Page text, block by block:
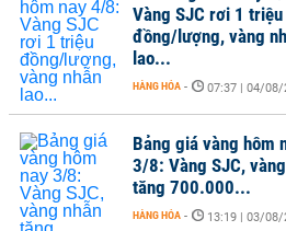
Vàng SJC rơi 1 triệu
đồng/lượng, vàng
lao...
HÀNG HÓA - 07:37 | 04/08/
Bảng giá vàng hôm
3/8: Vàng SJC,
tăng 700.000...
HÀNG HÓA - 13:19 | 03/08/